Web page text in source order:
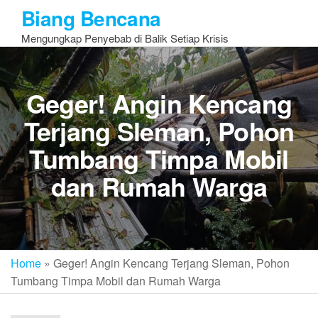
the
content
Biang Bencana
Mengungkap Penyebab di Balik Setiap Krisis
Geger! Angin Kencang
Terjang Sleman, Pohon
Tumbang Timpa Mobil
dan Rumah Warga
Home » Geger! Angin Kencang Terjang Sleman, Pohon
Tumbang Timpa Mobil dan Rumah Warga